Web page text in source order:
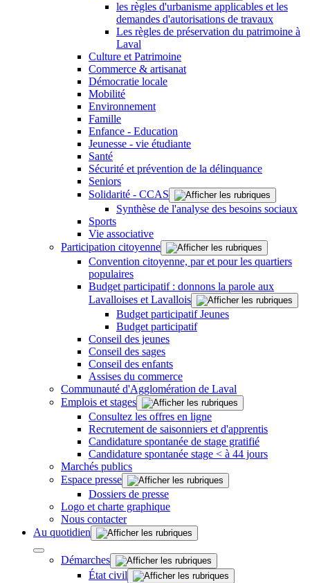
les règles d'urbanisme applicables et les
demandes d'autorisations de travaux
Les règles de préservation du patrimoine à
Laval
Culture et Patrimoine
Commerce & artisanat
Démocratie locale
Mobilité
Environnement
Famille
Enfance - Education
Jeunesse - vie étudiante
Santé
Sécurité et prévention de la délinquance
Seniors
Solidarité - CCAS
Synthèse de l'analyse des besoins sociaux
Sports
Vie associative
Participation citoyenne
Convention citoyenne, par et pour les quartiers
populaires
Budget participatif : donnons la parole aux
Lavalloises et Lavallois
Budget participatif Jeunes
Budget participatif
Conseil des jeunes
Conseil des sages
Conseil des enfants
Assises du commerce
Communauté d'Agglomération de Laval
Emplois et stages
Consultez les offres en ligne
Recrutement de saisonniers et d'apprentis
Candidature spontanée de stage gratifié
Candidature spontanée stage < à 44 jours
Marchés publics
Espace presse
Dossiers de presse
Logo et charte graphique
Nous contacter
Au quotidien
Démarches
État civil